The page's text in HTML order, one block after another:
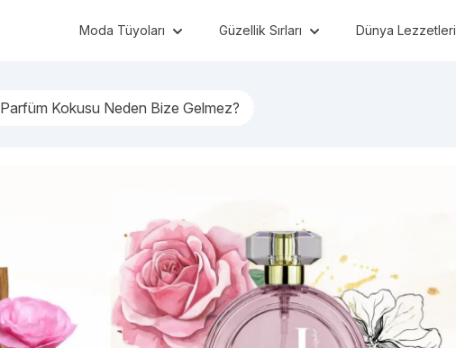
Moda Tüyoları Güzellik Sırları Dünya Lezzetleri
Parfüm Kokusu Neden Bize Gelmez?